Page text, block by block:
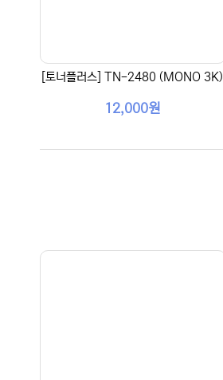
[토너플러스] TN-2480 (MONO 3K)
12,000원